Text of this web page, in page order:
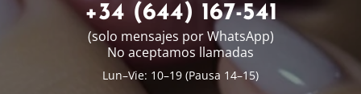
+34 (644) 167-541
(solo mensajes por WhatsApp)
No aceptamos llamadas
Lun–Vie: 10–19 (Pausa 14–15)